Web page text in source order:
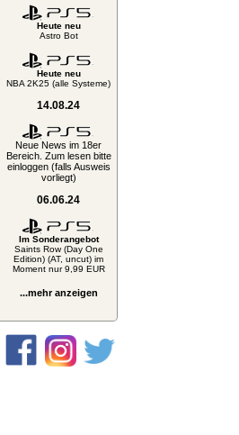
Heute neu
Astro Bot
Heute neu
NBA 2K25 (alle Systeme)
14.08.24
Neue News im 18er
Bereich. Zum lesen bitte
einloggen (falls Ausweis
vorliegt)
06.06.24
Im Sonderangebot
Saints Row (Day One
Edition) (AT, uncut) im
Moment nur 9,99 EUR
...mehr anzeigen